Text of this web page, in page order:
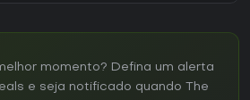
momento? Defina um alerta
e seja notificado quando The